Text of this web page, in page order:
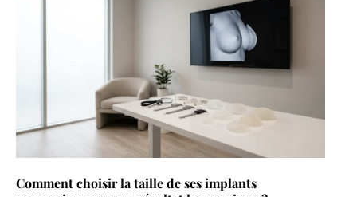
Comment choisir la taille de ses implants